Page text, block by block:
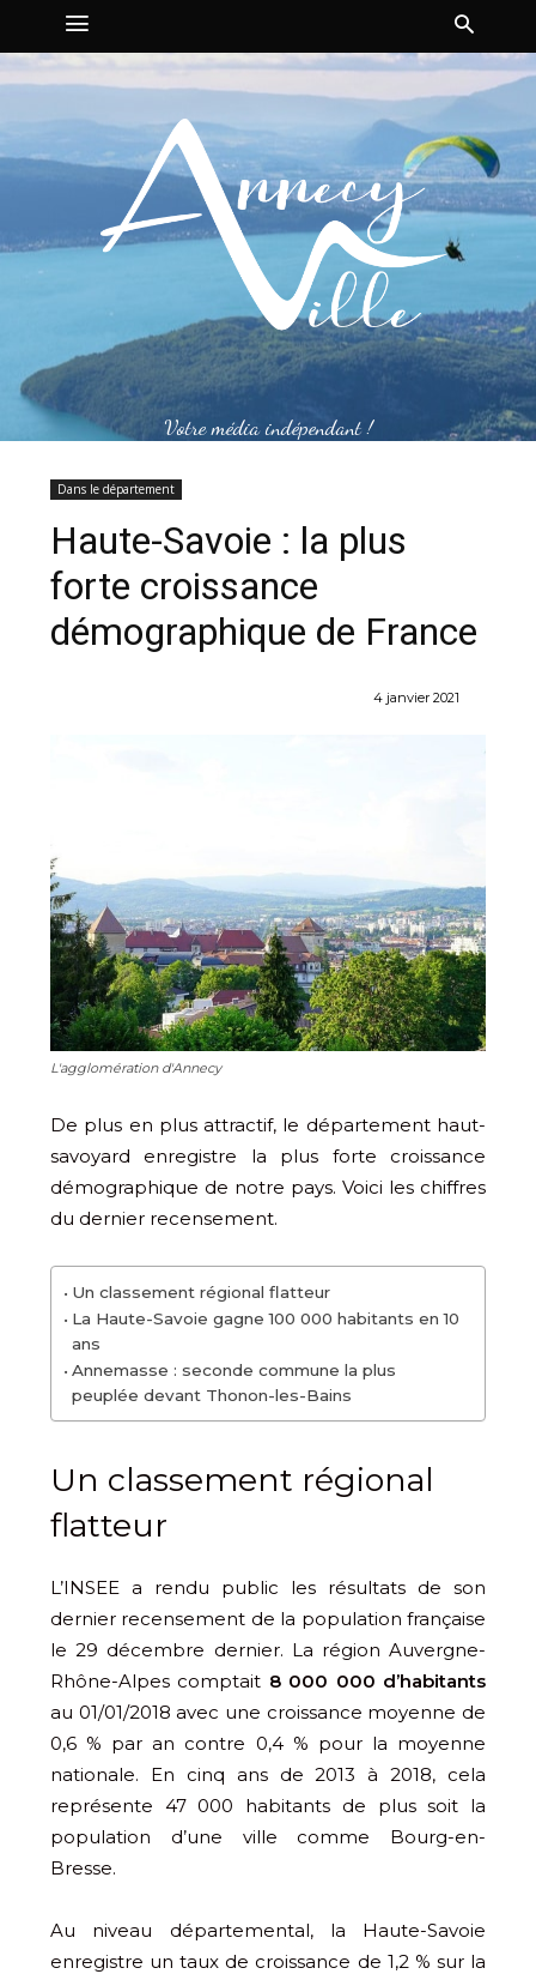
Votre média indépendant !
Dans le département
Haute-Savoie : la plus
forte croissance
démographique de France
4 janvier 2021
L'agglomération d'Annecy
De plus en plus attractif, le département haut-
savoyard enregistre la plus forte croissance
démographique de notre pays. Voici les chiffres
du dernier recensement.
Un classement régional flatteur
La Haute-Savoie gagne 100 000 habitants en 10
ans
Annemasse : seconde commune la plus
peuplée devant Thonon-les-Bains
Un classement régional
flatteur
L’INSEE a rendu public les résultats de son
dernier recensement de la population française
le 29 décembre dernier. La région Auvergne-
Rhône-Alpes comptait 8 000 000 d’habitants
au 01/01/2018 avec une croissance moyenne de
0,6 % par an contre 0,4 % pour la moyenne
nationale. En cinq ans de 2013 à 2018, cela
représente 47 000 habitants de plus soit la
population d’une ville comme Bourg-en-
Bresse.
Au niveau départemental, la Haute-Savoie
enregistre un taux de croissance de 1,2 % sur la